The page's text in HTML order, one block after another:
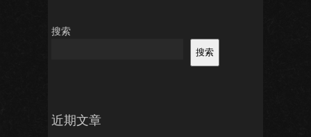
搜索
搜索
近期文章